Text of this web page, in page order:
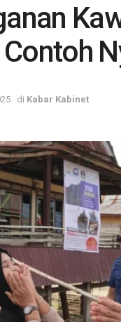
di Kabar Kabinet